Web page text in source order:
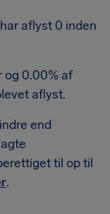
aflyst 0 inden
og 0.00% af
aflyst.
end
til op til
.